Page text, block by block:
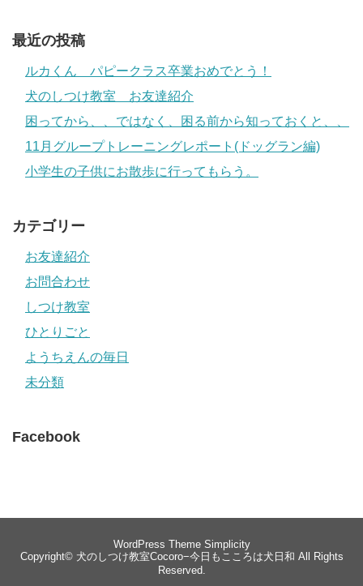
最近の投稿
ルカくん パピークラス卒業おめでとう！
犬のしつけ教室 お友達紹介
困ってから、、ではなく、困る前から知っておくと、、
11月グループトレーニングレポート(ドッグラン編)
小学生の子供にお散歩に行ってもらう。
カテゴリー
お友達紹介
お問合わせ
しつけ教室
ひとりごと
ようちえんの毎日
未分類
Facebook
WordPress Theme Simplicity
Copyright© 犬のしつけ教室Cocoro−今日もこころは犬日和 All Rights
Reserved.